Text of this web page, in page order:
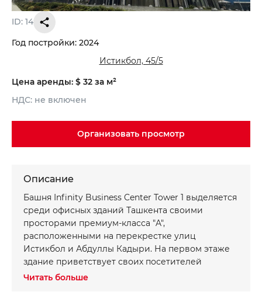
ID: 14
Год постройки: 2024
Истикбол, 45/5
Цена аренды: $ 32 за м²
НДС: не включен
Организовать просмотр
Описание
Башня Infinity Business Center Tower 1 выделяется
среди офисных зданий Ташкента своими
просторами премиум-класса "A",
расположенными на перекрестке улиц
Истикбол и Абдуллы Кадыри. На первом этаже
здание приветствует своих посетителей
элегантным лобби и изысканным кафе, создавая
Читать больше
Записаться на просмотр объекта
Телефон*
Ваше сообщение
Хотите получить консультацию?
Номер телефона*
Ваше сообщение